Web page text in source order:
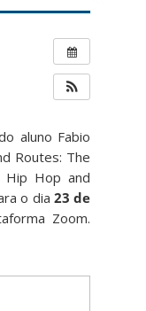
aluno Fabio
Routes: The
Hip Hop and
o dia 23 de
Zoom.